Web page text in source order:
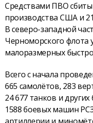
Средствами ПВО сбиты
производства США и
В северо-западной
Черноморского флота
малоразмерных
Всего с начала
665 самолётов, 283
24 677 танков и
1588 боевых машин